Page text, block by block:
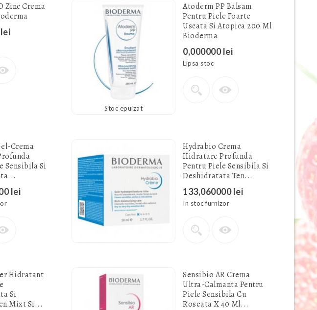
Zinc Crema
Stoc epuizat
Atoderm PP Balsam
Pentru Piele Foarte
Uscata Si Atopica 200 Ml
Bioderma
0,000000 lei
Lipsa stoc
Crema
Sensibila Si
lei
Hydrabio Crema
Hidratare Profunda
Pentru Piele Sensibila Si
Deshidratata Ten...
133,060000 lei
In stoc furnizor
Hidratant
Si
Mixt Si...
Sensibio AR Crema
Ultra-Calmanta Pentru
Piele Sensibila Cu
Roseata X 40 Ml...